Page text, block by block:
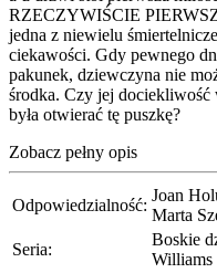
RZECZYWIŚCIE
jedna z niewielu
ciekawości. Gdy pewnego
pakunek, dziewczyna nie
środka. Czy jej dociekliwość
była otwierać tę puszkę?
Zobacz pełny opis
Odpowiedzialność:
Joan
Marta
Seria:
Boskie
Williams